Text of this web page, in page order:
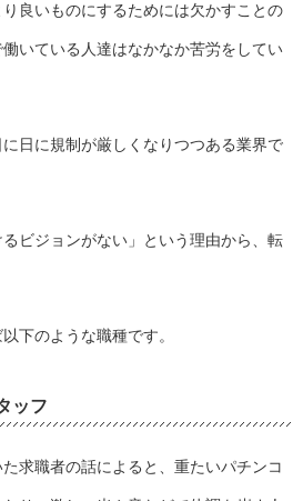
良いものにするためには欠かすことの
いている人達はなかなか苦労をしてい
日に規制が厳しくなりつつある業界で
ビジョンがない」という理由から、転
下のような職種です。
ッフ
求職者の話によると、重たいパチンコ